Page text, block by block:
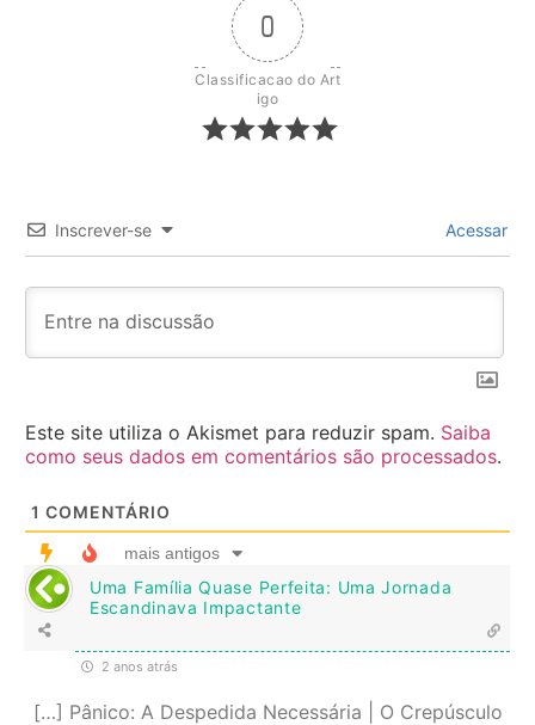
0
Classificacao do Art
igo
Inscrever-se Acessar
Este site utiliza o Akismet para reduzir spam. Saiba
como seus dados em comentários são processados.
1 COMENTÁRIO
mais antigos
Uma Família Quase Perfeita: Uma Jornada
Escandinava Impactante
2 anos atrás
[…] Pânico: A Despedida Necessária | O Crepúsculo